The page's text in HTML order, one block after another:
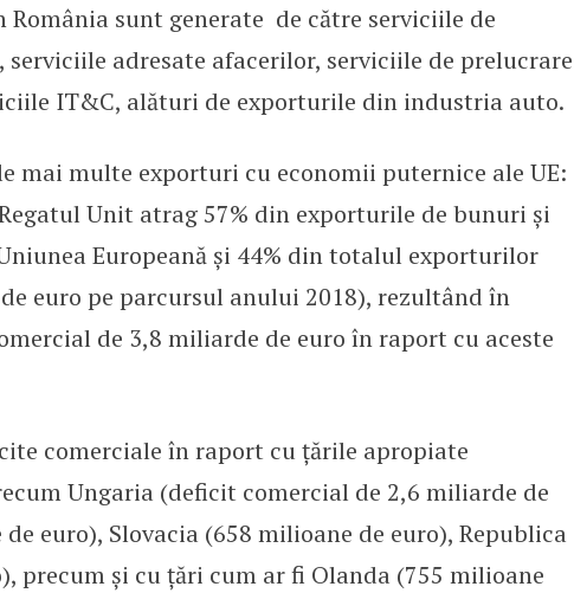
sunt generate de către serviciile de
adresate afacerilor, serviciile de prelucrare
IT&C, alături de exporturile din industria auto.
mai multe exporturi cu economii puternice ale UE:
Unit atrag 57% din exporturile de bunuri și
Europeană și 44% din totalul exporturilor
euro pe parcursul anului 2018), rezultând în
de 3,8 miliarde de euro în raport cu aceste
comerciale în raport cu țările apropiate
Ungaria (deficit comercial de 2,6 miliarde de
euro), Slovacia (658 milioane de euro), Republica
precum și cu țări cum ar fi Olanda (755 milioane